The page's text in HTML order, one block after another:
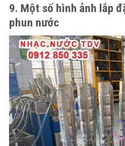
9. Một số hình ảnh lắp
phun nước